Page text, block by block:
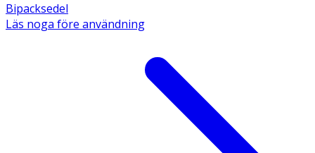
Bipacksedel
Läs noga före användning